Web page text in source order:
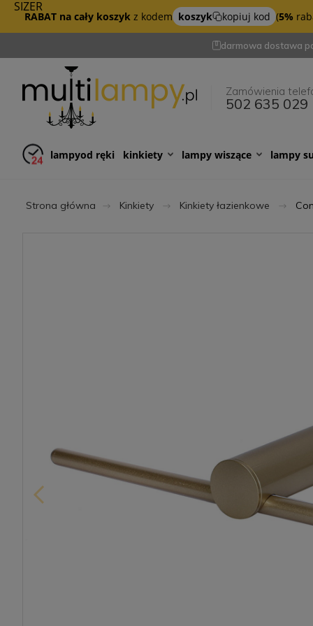
RABAT na cały koszyk z kodem koszyk kopiuj kod (5%
darmowa dostawa
Zamówienia
502 635 029
lampyod ręki kinkiety lampy wiszące lampy
Strona główna Kinkiety Kinkiety łazienkowe
SIZER